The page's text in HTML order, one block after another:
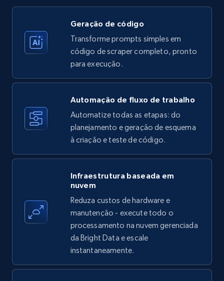
Amazon products - Collects products by
specific keywords
Title, Seller name, Brand, Description, Initial
35.3K+ 5.7K+ Comece grátis
Amazon products - find products by using
upc numbers
Title, Seller name, Brand, Description, Initial
price, Currency, Availability, Reviews count, and
more.
5.7K+ Comece grátis
Geração de código
Transforme prompts simples em
código de scraper completo, pronto
para execução.
Automação de fluxo de trabalho
Automatize todas as etapas: do
planejamento e geração de esquema
à criação e teste de código.
Infraestrutura baseada em
nuvem
Reduza custos de hardware e
manutenção - execute todo o
processamento na nuvem gerenciada
da Bright Data e escale
instantaneamente.